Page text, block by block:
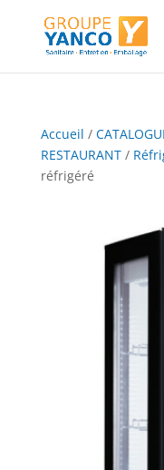
Accueil /
RESTAURANT/
réfrigéré